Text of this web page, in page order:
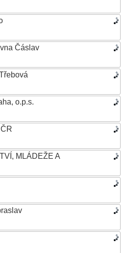
Čáslav
o.p.s.
MLÁDEŽE A